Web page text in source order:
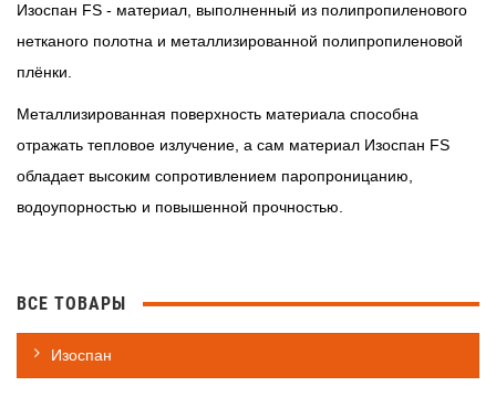
Изоспан FS - материал, выполненный из полипропиленового
нетканого полотна и металлизированной полипропиленовой
плёнки.
Металлизированная поверхность материала способна
отражать тепловое излучение, а сам материал Изоспан FS
обладает высоким сопротивлением паропроницанию,
водоупорностью и повышенной прочностью.
ВСЕ ТОВАРЫ
Изоспан